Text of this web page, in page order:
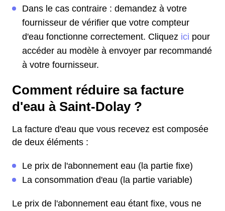
Dans le cas contraire : demandez à votre
fournisseur de vérifier que votre compteur
d'eau fonctionne correctement. Cliquez ici pour
accéder au modèle à envoyer par recommandé
à votre fournisseur.
Comment réduire sa facture
d'eau à Saint-Dolay ?
La facture d'eau que vous recevez est composée
de deux éléments :
Le prix de l'abonnement eau (la partie fixe)
La consommation d'eau (la partie variable)
Le prix de l'abonnement eau étant fixe, vous ne